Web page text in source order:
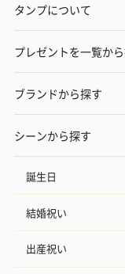
タンプについて
プレゼントを一覧か
ブランドから探す
シーンから探す
誕生日
結婚祝い
出産祝い